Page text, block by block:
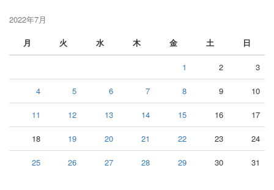
2022年7月
月
火 水 木 金 土 日
1 2 3
4 5 6 7 8 9 10
11 12 13 14 15 16 17
18 19 20 21 22 23 24
25 26 27 28 29 30 31